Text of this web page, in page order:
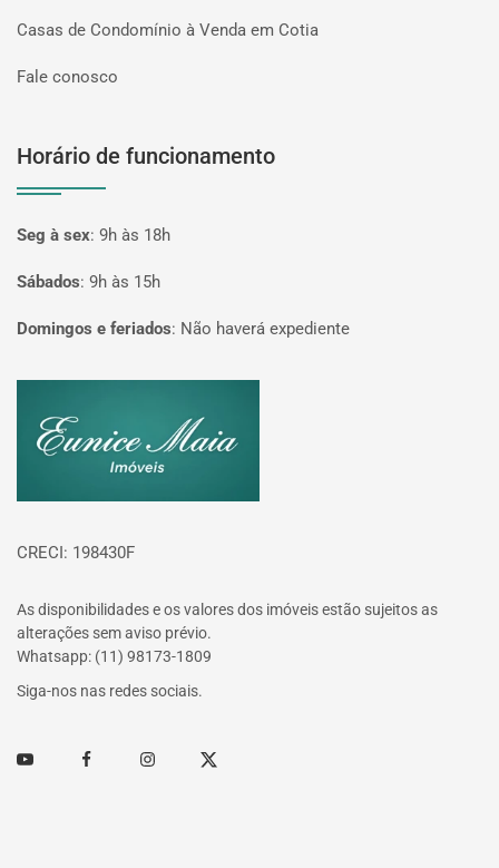
Casas de Condomínio à Venda em Cotia
Fale conosco
Horário de funcionamento
Seg à sex: 9h às 18h
Sábados: 9h às 15h
Domingos e feriados: Não haverá expediente
CRECI: 198430F
As disponibilidades e os valores dos imóveis estão sujeitos as
alterações sem aviso prévio.
Whatsapp: (11) 98173-1809
Siga-nos nas redes sociais.
Youtube FacebookInstagramTwitter